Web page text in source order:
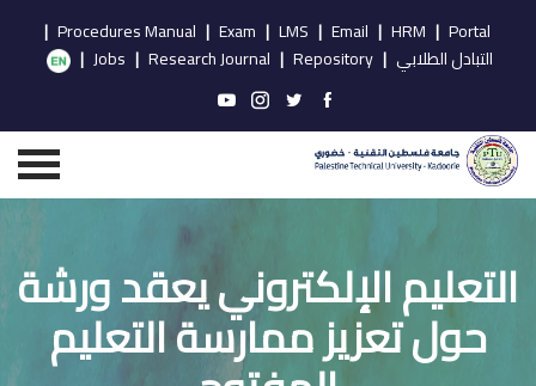
Portal
|
HRM
|
Email
|
LMS
|
Exam
|
Procedures Manual
|
التبادل الطلابي |
Repository
|
Research Journal
|
Jobs
|
التعليم الإلكتروني يعقد ورشة
حول تعزيز ممارسة التعليم